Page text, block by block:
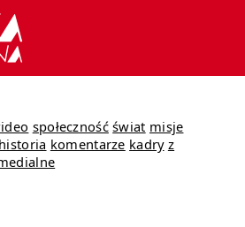
społeczność świat misje
historia komentarze kadry z